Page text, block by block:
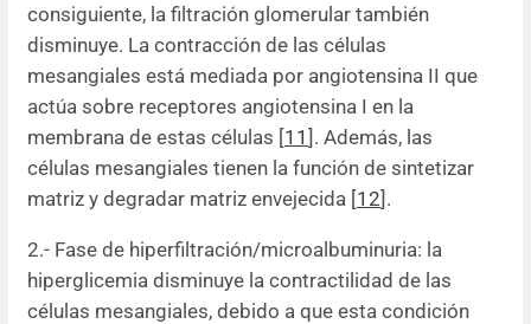
consiguiente, la filtración glomerular también
disminuye. La contracción de las células
mesangiales está mediada por angiotensina II que
actúa sobre receptores angiotensina I en la
membrana de estas células [11 ]. Además, las
células mesangiales tienen la función de sintetizar
matriz y degradar matriz envejecida [12].
2.- Fase de hiperfiltración/microalbuminuria: la
hiperglicemia disminuye la contractilidad de las
células mesangiales, debido a que esta condición